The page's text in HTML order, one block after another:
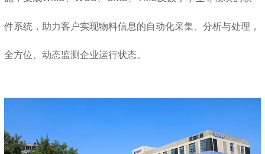
件系统，助力客户实现物料信息的自动化采集、分析与处理，
全方位、动态监测企业运行状态。